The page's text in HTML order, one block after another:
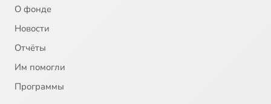
О фонде
Новости
Отчёты
Им помогли
Программы